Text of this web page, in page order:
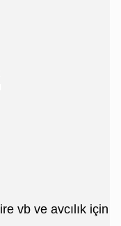
vb ve avcılık için